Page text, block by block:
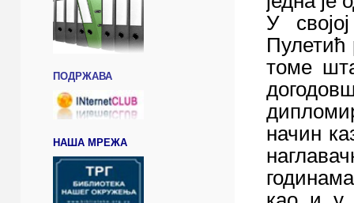
ПОДРЖАВА
НАША МРЕЖА
У
Пулетић
томе
начин